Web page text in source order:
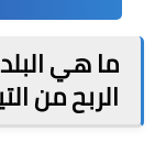
ما هي
الربح من